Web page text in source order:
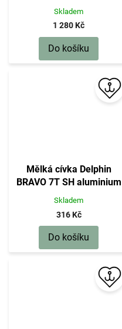
Skladem
1 280 Kč
Do košíku
Mělká cívka Delphin
BRAVO 7T SH aluminium
Skladem
316 Kč
Do košíku